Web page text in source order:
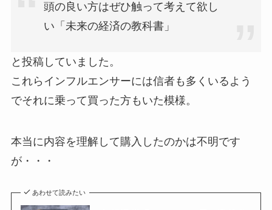
頭の良い方はぜひ触って考えて欲し
い「未来の経済の教科書」
と投稿していました。
これらインフルエンサーには信者も多くいるよう
でそれに乗って買った方もいた模様。
本当に内容を理解して購入したのかは不明です
が・・・
あわせて読みたい